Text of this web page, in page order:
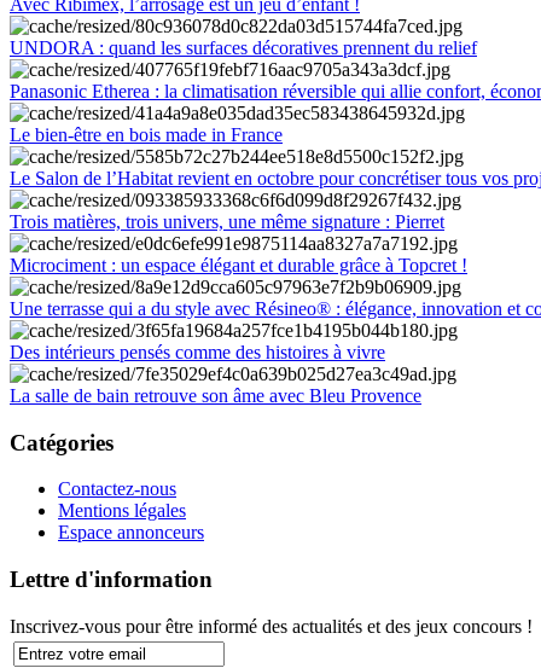
Avec Ribimex, l’arrosage est un jeu d’enfant !
UNDORA : quand les surfaces décoratives prennent du relief
Panasonic Etherea : la climatisation réversible qui allie confort,
Le bien-être en bois made in France
Le Salon de l’Habitat revient en octobre pour concrétiser tous vos
Trois matières, trois univers, une même signature : Pierret
Microciment : un espace élégant et durable grâce à Topcret !
Une terrasse qui a du style avec Résineo® : élégance, innovation et
Des intérieurs pensés comme des histoires à vivre
La salle de bain retrouve son âme avec Bleu Provence
Catégories
Contactez-nous
Mentions légales
Espace annonceurs
Lettre d'information
Inscrivez-vous pour être informé des actualités et des jeux concours !